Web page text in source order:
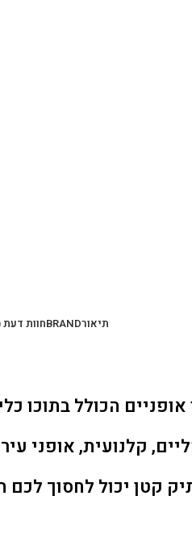
תיאורBRANDחוות דעת
הכולל בתוכו
קלנועית, אופני
קטן יכול לחסוך